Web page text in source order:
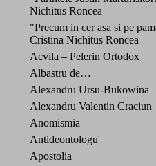
Nichitus Roncea
"Precum in cer asa si pe
Cristina Nichitus Roncea
Acvila – Pelerin Ortodox
Albastru de…
Alexandru Ursu-Bukowina
Alexandru Valentin Craciun
Anomismia
Antideontologu'
Apostolia